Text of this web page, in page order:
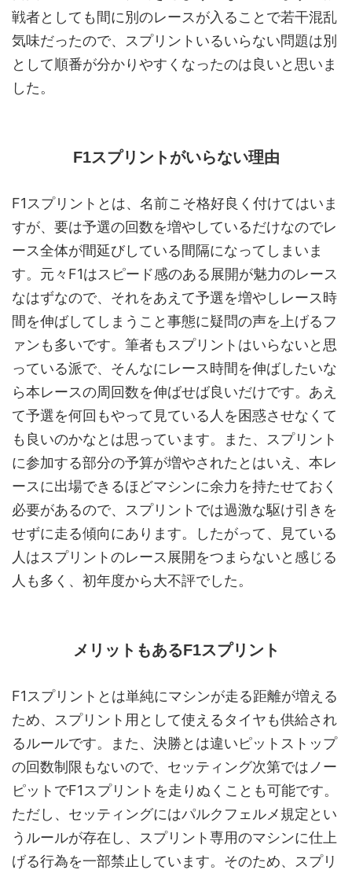
戦者としても間に別のレースが入ることで若干混乱
気味だったので、スプリントいるいらない問題は別
として順番が分かりやすくなったのは良いと思いま
した。
F1スプリントがいらない理由
F1スプリントとは、名前こそ格好良く付けてはいま
すが、要は予選の回数を増やしているだけなのでレ
ース全体が間延びしている間隔になってしまいま
す。元々F1はスピード感のある展開が魅力のレース
なはずなので、それをあえて予選を増やしレース時
間を伸ばしてしまうこと事態に疑問の声を上げるフ
ァンも多いです。筆者もスプリントはいらないと思
っている派で、そんなにレース時間を伸ばしたいな
ら本レースの周回数を伸ばせば良いだけです。あえ
て予選を何回もやって見ている人を困惑させなくて
も良いのかなとは思っています。また、スプリント
に参加する部分の予算が増やされたとはいえ、本レ
ースに出場できるほどマシンに余力を持たせておく
必要があるので、スプリントでは過激な駆け引きを
せずに走る傾向にあります。したがって、見ている
人はスプリントのレース展開をつまらないと感じる
人も多く、初年度から大不評でした。
メリットもあるF1スプリント
F1スプリントとは単純にマシンが走る距離が増える
ため、スプリント用として使えるタイヤも供給され
るルールです。また、決勝とは違いピットストップ
の回数制限もないので、セッティング次第ではノー
ピットでF1スプリントを走りぬくことも可能です。
ただし、セッティングにはパルクフェルメ規定とい
うルールが存在し、スプリント専用のマシンに仕上
げる行為を一部禁止しています。そのため、スプリ